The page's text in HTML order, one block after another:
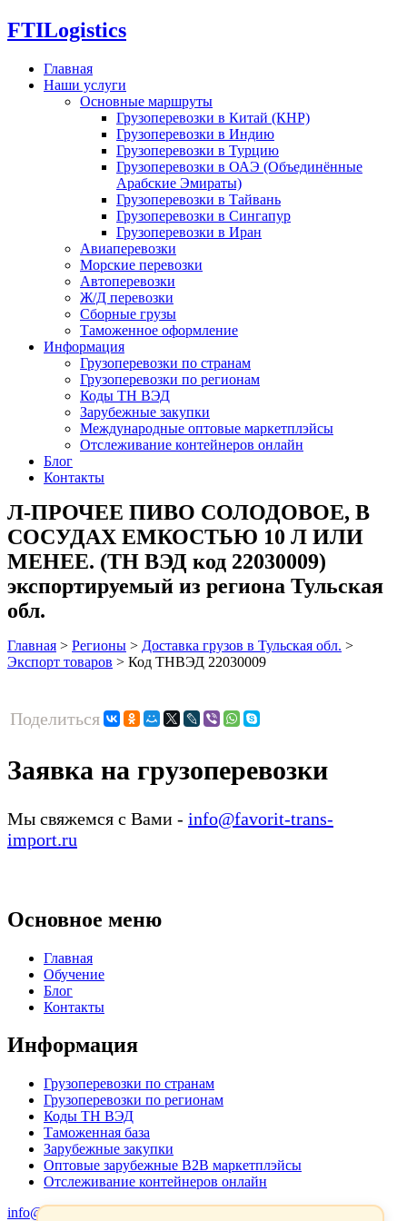
FTILogistics
Главная
Наши услуги
Основные маршруты
Грузоперевозки в Китай (КНР)
Грузоперевозки в Индию
Грузоперевозки в Турцию
Грузоперевозки в ОАЭ (Объединённые
Арабские Эмираты)
Грузоперевозки в Тайвань
Грузоперевозки в Сингапур
Грузоперевозки в Иран
Авиаперевозки
Морские перевозки
Автоперевозки
Ж/Д перевозки
Сборные грузы
Таможенное оформление
Информация
Грузоперевозки по странам
Грузоперевозки по регионам
Коды ТН ВЭД
Зарубежные закупки
Международные оптовые маркетплэйсы
Отслеживание контейнеров онлайн
Блог
Контакты
Л-ПРОЧЕЕ ПИВО СОЛОДОВОЕ, В
СОСУДАХ ЕМКОСТЬЮ 10 Л ИЛИ
МЕНЕЕ. (ТН ВЭД код 22030009)
экспортируемый из региона Тульская
обл.
Главная > Регионы > Доставка грузов в Тульская обл. >
Экспорт товаров > Код ТНВЭД 22030009
Поделиться
Заявка на грузоперевозки
Мы свяжемся с Вами - info@favorit-trans-
import.ru
Основное меню
Главная
Обучение
Блог
Контакты
Информация
Грузоперевозки по странам
Грузоперевозки по регионам
Коды ТН ВЭД
Таможенная база
Зарубежные закупки
Оптовые зарубежные B2B маркетплэйсы
Отслеживание контейнеров онлайн
info@favorit-trans-import.ru